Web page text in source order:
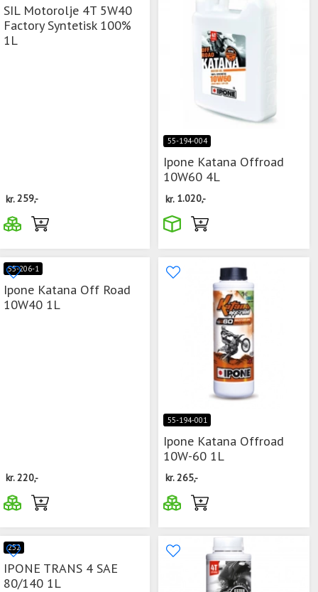
SIL Motorolje 4T 5W40
Factory Syntetisk 100%
1L
kr.259,-
55-194-004
Ipone Katana Offroad
10W60 4L
kr. 1.020,-
55-206-1
Ipone Katana Off Road
10W40 1L
kr.220,-
55-194-001
Ipone Katana Offroad
10W-60 1L
kr.265,-
252
IPONE TRANS 4 SAE
80/140 1L